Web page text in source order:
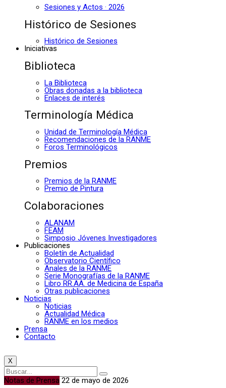
Sesiones y Actos · 2026
Histórico de Sesiones
Histórico de Sesiones
Iniciativas
Biblioteca
La Biblioteca
Obras donadas a la biblioteca
Enlaces de interés
Terminología Médica
Unidad de Terminología Médica
Recomendaciones de la RANME
Foros Terminológicos
Premios
Premios de la RANME
Premio de Pintura
Colaboraciones
ALANAM
FEAM
Simposio Jóvenes Investigadores
Publicaciones
Boletín de Actualidad
Observatorio Científico
Anales de la RANME
Serie Monografías de la RANME
Libro RR.AA. de Medicina de España
Otras publicaciones
Noticias
Noticias
Actualidad Médica
RANME en los medios
Prensa
Contacto
X
Notas de Prensa 22 de mayo de 2026